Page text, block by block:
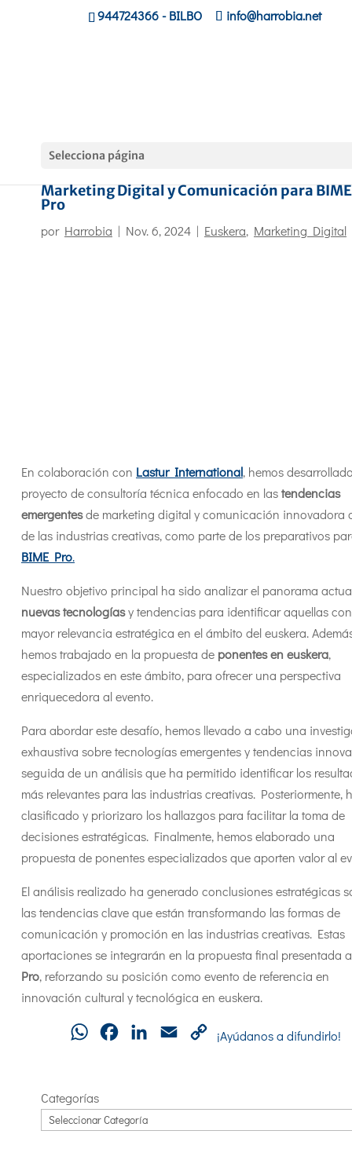
944724366- BILBO info@harrobia.net
Selecciona página
Marketing Digital y Comunicación para BIME
Pro
por Harrobia | Nov. 6, 2024 | Euskera, Marketing Digital
En colaboración con Lastur International, hemos
proyecto de consultoría técnica enfocado en lastendencias
emergentesde marketing digital y comunicación innovadora
de las industrias creativas, como parte de los preparativos
BIME Pro.
Nuestro objetivo principal ha sido analizar el panorama
nuevas tecnologíasy tendencias para identificar aquellas con
mayor relevancia estratégica en el ámbito del euskera.
hemos trabajado en la propuesta de ponentes en euskera,
especializados en este ámbito, para ofrecer una perspectiva
enriquecedora al evento.
Para abordar este desafío, hemos llevado a cabo una
exhaustiva sobre tecnologías emergentes y tendencias
seguida de un análisis que ha permitido identificar los
más relevantes para las industrias creativas. Posteriormente,
clasificado y priorizaro los hallazgos para facilitar la toma de
decisiones estratégicas. Finalmente, hemos elaborado una
propuesta de ponentes especializados que aporten valor al
El análisis realizado ha generado conclusiones estratégicas
las tendencias clave que están transformando las formas de
comunicación y promoción en las industrias creativas. Estas
aportaciones se integrarán en la propuesta final presentada
Pro, reforzando su posición como evento de referencia en
innovación cultural y tecnológica en euskera.
WhatsAppFacebookLinkedInEmail
Copy
¡Ayúdanos a difundirlo!
Categorías